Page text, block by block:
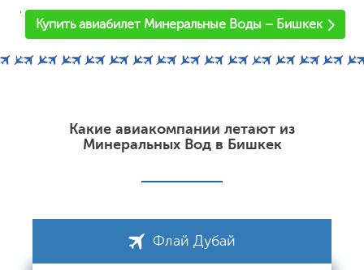
'
Купить авиабилет Минеральные Воды – Бишкек
Какие авиакомпании летают из
Минеральных Вод в Бишкек
Флай Дубай